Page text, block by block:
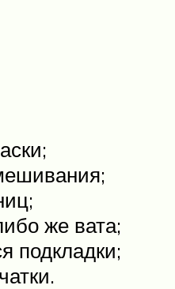
же вата;
подкладки;